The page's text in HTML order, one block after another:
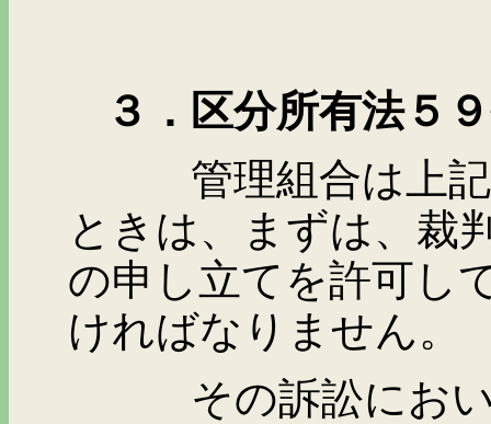
３．区分所有法５
管理組合は上記の
ときは、まずは、裁
の申し立てを許可し
ければなりません。
その訴訟において